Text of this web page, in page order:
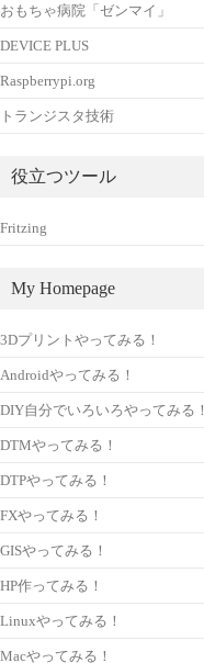
おもちゃ病院「ゼンマイ」
DEVICE PLUS
Raspberrypi.org
トランジスタ技術
役立つツール
Fritzing
My Homepage
3Dプリントやってみる！
Androidやってみる！
DIY自分でいろいろやってみる！
DTMやってみる！
DTPやってみる！
FXやってみる！
GISやってみる！
HP作ってみる！
Linuxやってみる！
Macやってみる！